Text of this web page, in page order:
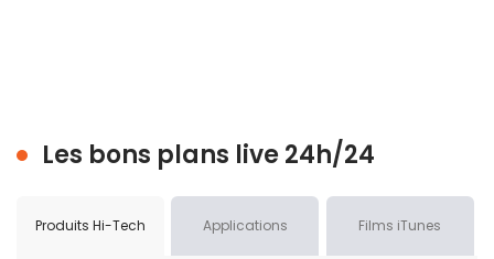
Les bons plans live 24h/24
Produits Hi-Tech Applications Films iTunes